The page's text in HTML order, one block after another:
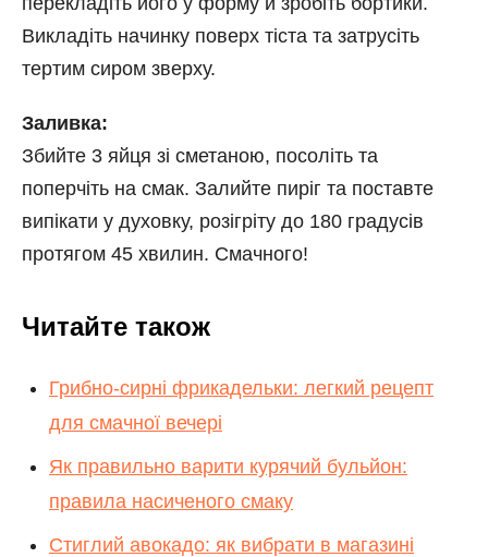
Викладіть начинку поверх тіста та затрусіть
тертим сиром зверху.
Заливка:
Збийте 3 яйця зі сметаною, посоліть та
поперчіть на смак. Залийте пиріг та поставте
випікати у духовку, розігріту до 180 градусів
протягом 45 хвилин. Смачного!
Читайте також
Грибно-сирні фрикадельки: легкий рецепт
для смачної вечері
Як правильно варити курячий бульйон:
правила насиченого смаку
Стиглий авокадо: як вибрати в магазині